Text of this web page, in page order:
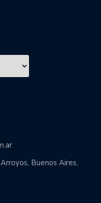
Buenos Aires,